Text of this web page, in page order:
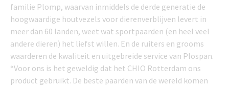
familie Plomp, waarvan inmiddels de derde generatie de
hoogwaardige houtvezels voor dierenverblijven levert in
meer dan 60 landen, weet wat sportpaarden (en heel veel
andere dieren) het liefst willen. En de ruiters en grooms
waarderen de kwaliteit en uitgebreide service van Plospan.
“Voor ons is het geweldig dat het CHIO Rotterdam ons
product gebruikt. De beste paarden van de wereld komen